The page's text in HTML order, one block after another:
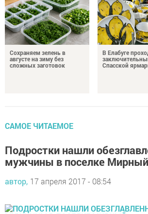
Сохраняем зелень в
августе на зиму без
сложных заготовок
В Елабуге
Спасской
САМОЕ ЧИТАЕМОЕ
Подростки нашли
мужчины в поселке Мирный
автор, 17 апреля 2017 - 08:54